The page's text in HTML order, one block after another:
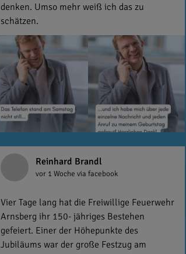
denken. Umso mehr weiß ich das zu
schätzen.
Reinhard Brandl
vor 1 Woche via facebook
Vier Tage lang hat die Freiwillige Feuerwehr
Arnsberg ihr 150- jähriges Bestehen
gefeiert. Einer der Höhepunkte des
Jubiläums war der große Festzug am